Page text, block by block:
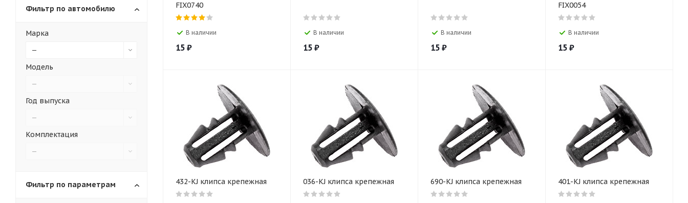
FIX0740
В наличии
15 ₽
В наличии
15 ₽
В наличии
15 ₽
FIX0054
В наличии
15 ₽
432-KJ клипса крепежная 036-KJ клипса крепежная 690-KJ клипса крепежная 401-KJ клипса крепежная
Фильтр по автомобилю
Марка
—
Модель
—
Год выпуска
—
Комплектация
—
Фильтр по параметрам